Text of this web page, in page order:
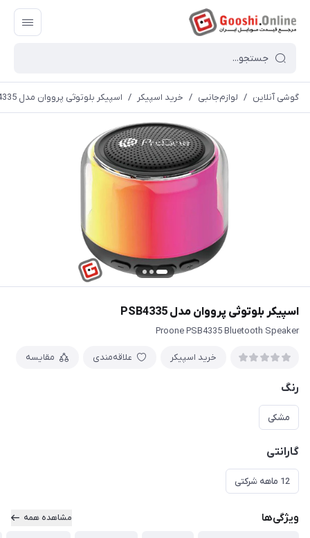
گوشی آنلاین / لوازم‌جانبی / خرید اسپیکر / اسپیکر بلوتوثی پرووان مدل PSB4335
اسپیکر بلوتوثی پرووان مدل PSB4335
Proone PSB4335 Bluetooth Speaker
خرید اسپیکر علاقه‌مندی مقایسه
رنگ
مشکی
گارانتی
12 ماهه شرکتی
ویژگی‌ها مشاهده همه